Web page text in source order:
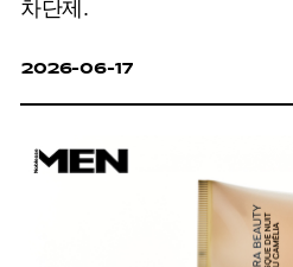
차단제.
2026-06-17